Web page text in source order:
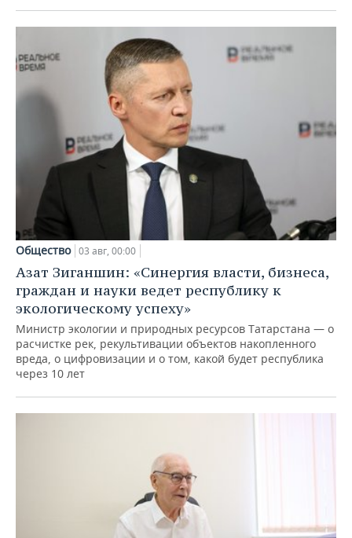
Общество 03 авг, 00:00
Азат Зиганшин: «Синергия власти, бизнеса,
граждан и науки ведет республику к
экологическому успеху»
Министр экологии и природных ресурсов Татарстана — о
расчистке рек, рекультивации объектов накопленного
вреда, о цифровизации и о том, какой будет республика
через 10 лет